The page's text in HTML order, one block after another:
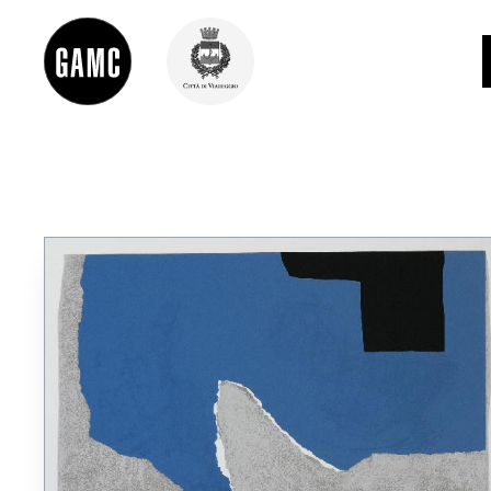
DIDATTICA
LE COLLEZIONI
GLI AUTORI
LORENZO VIANI
PALAZZO DELLE MUSE